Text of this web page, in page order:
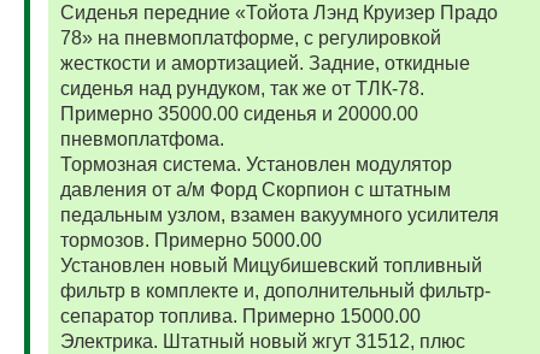
Сиденья передние «Тойота Лэнд Круизер Прадо
78» на пневмоплатформе, с регулировкой
жесткости и амортизацией. Задние, откидные
сиденья над рундуком, так же от ТЛК-78.
Примерно 35000.00 сиденья и 20000.00
пневмоплатфома.
Тормозная система. Установлен модулятор
давления от а/м Форд Скорпион с штатным
педальным узлом, взамен вакуумного усилителя
тормозов. Примерно 5000.00
Установлен новый Мицубишевский топливный
фильтр в комплекте и, дополнительный фильтр-
сепаратор топлива. Примерно 15000.00
Электрика. Штатный новый жгут 31512, плюс